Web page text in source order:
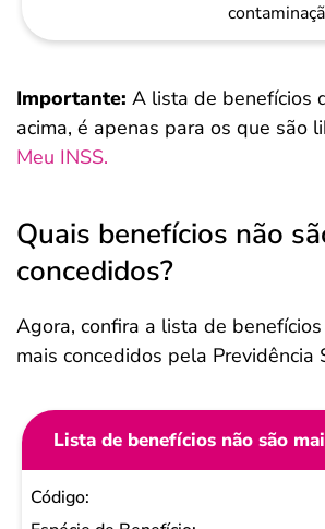
Importante: A lista de benefícios
acima, é apenas para os que são
Meu INSS.
Quais benefícios não
concedidos?
Agora, confira a lista de
mais concedidos pela Previdência
Lista de benefícios não são
Código